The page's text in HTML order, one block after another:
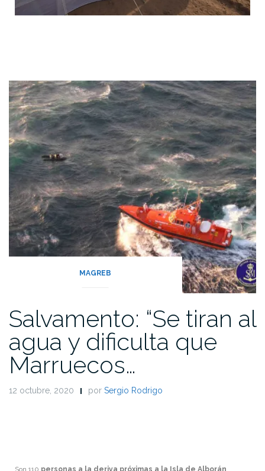
MAGREB
Salvamento: “Se tiran al
agua y dificulta que
Marruecos…
12 octubre, 2020 por Sergio Rodrigo
Son 110 personas a la deriva próximas a la Isla de Alborán